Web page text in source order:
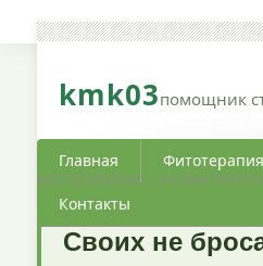
kmk03помощник
ФИТОТЕРАПИЯ ·
Главная Фитотерапия
Контакты
Своих не